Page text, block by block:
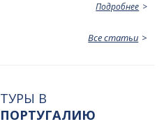
Подробнее
Все статьи
ТУРЫ В
ПОРТУГАЛИЮ